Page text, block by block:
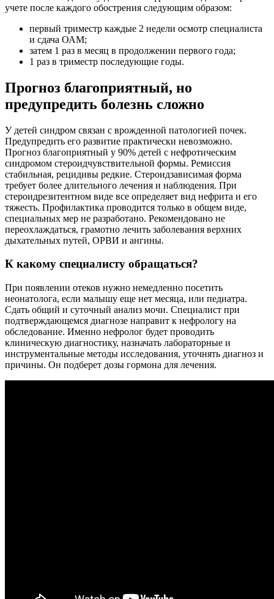
учете после каждого обострения следующим образом:
первый триместр каждые 2 недели осмотр специалиста
и сдача ОАМ;
затем 1 раз в месяц в продолжении первого года;
1 раз в триместр последующие годы.
Прогноз благоприятный, но
предупредить болезнь сложно
У детей синдром связан с врожденной патологией почек.
Предупредить его развитие практически невозможно.
Прогноз благоприятный у 90% детей с нефротическим
синдромом стероидчувствительной формы. Ремиссия
стабильная, рецидивы редкие. Стероидзависимая форма
требует более длительного лечения и наблюдения. При
стероидрезитентном виде все определяет вид нефрита и его
тяжесть. Профилактика проводится только в общем виде,
специальных мер не разработано. Рекомендовано не
переохлаждаться, грамотно лечить заболевания верхних
дыхательных путей, ОРВИ и ангины.
К какому специалисту обращаться?
При появлении отеков нужно немедленно посетить
неонатолога, если малышу еще нет месяца, или педиатра.
Сдать общий и суточный анализ мочи. Специалист при
подтверждающемся диагнозе направит к нефрологу на
обследование. Именно нефролог будет проводить
клиническую диагностику, назначать лабораторные и
инструментальные методы исследования, уточнять диагноз и
причины. Он подберет дозы гормона для лечения.